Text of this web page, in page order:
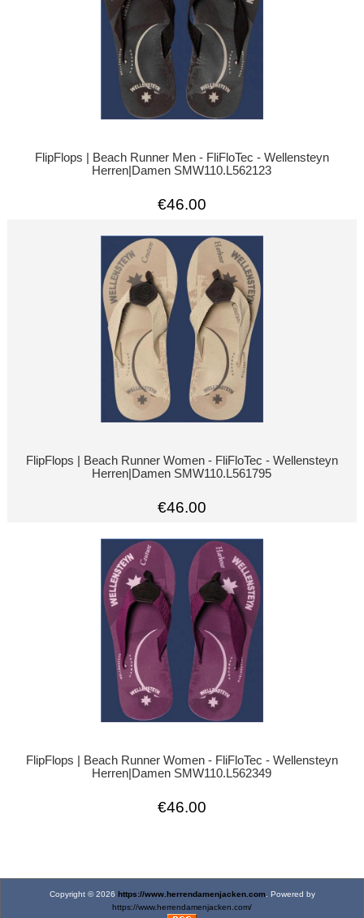
FlipFlops | Beach Runner Men - FliFloTec - Wellensteyn
Herren|Damen SMW110.L562123
€46.00
FlipFlops | Beach Runner Women - FliFloTec - Wellensteyn
Herren|Damen SMW110.L561795
€46.00
FlipFlops | Beach Runner Women - FliFloTec - Wellensteyn
Herren|Damen SMW110.L562349
€46.00
Copyright © 2026 https://www.herrendamenjacken.com. Powered by
https://www.herrendamenjacken.com/